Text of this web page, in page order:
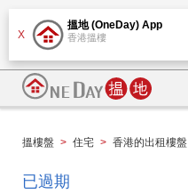
X
搵地 (OneDay) App
香港搵樓
搵樓盤 > 住宅 > 香港的出租樓盤
已過期